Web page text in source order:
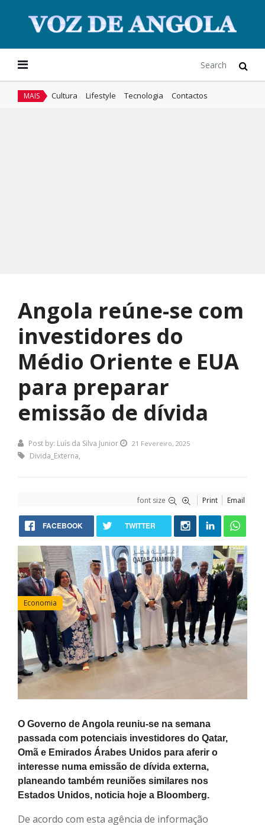
MAIS Cultura Lifestyle Tecnologia Contactos
Angola reúne-se com
investidores do
Médio Oriente e EUA
para preparar
emissão de dívida
Post by: Luís da Silva Junior 21 Fevereiro, 2025
Divida_Externa,
font size Print Email
FACEBOOK TWITTER
Economia
O Governo de Angola reuniu-se na semana
passada com potenciais investidores do Qatar,
Omã e Emirados Árabes Unidos para aferir o
interesse numa emissão de dívida externa,
planeando também reuniões similares nos
Estados Unidos, noticia hoje a Bloomberg.
De acordo com esta agência de informação